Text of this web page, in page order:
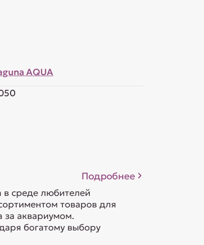
AQUA
Подробнее
в среде любителей
товаров для
за аквариумом.
богатому выбору